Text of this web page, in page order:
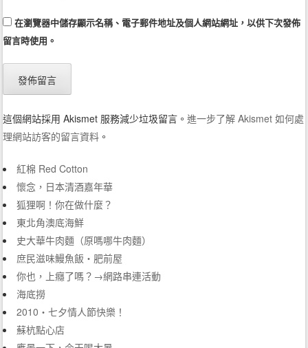
在瀏覽器中儲存顯示名稱、電子郵件地址及個人網站網址，以供下次發佈
留言時使用。
這個網站採用 Akismet 服務減少垃圾留言。進一步了解 Akismet 如何處
理網站訪客的留言資料 。
紅棉 Red Cotton
懷念，日本清酒嘉年華
狐狸啊！你在做什麼？
東北角澳底海鮮
史大華牛肉麵（原嗎哪牛肉麵）
庶民滋味鰻魚飯‧肥前屋
你也，上癮了嗎？→網路串連活動
海底撈
2010‧七夕情人節快樂！
蘇杭點心店